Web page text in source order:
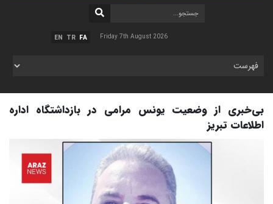
FA
TR
EN Friday 7th August 2026
بی‌خبری از وضعیت یونس مرامی در بازداشتگاه اداره
اطلاعات تبریز